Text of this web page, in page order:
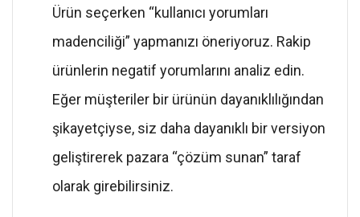
Ürün seçerken “kullanıcı yorumları
madenciliği” yapmanızı öneriyoruz. Rakip
ürünlerin negatif yorumlarını analiz edin.
Eğer müşteriler bir ürünün dayanıklılığından
şikayetçiyse, siz daha dayanıklı bir versiyon
geliştirerek pazara “çözüm sunan” taraf
olarak girebilirsiniz.